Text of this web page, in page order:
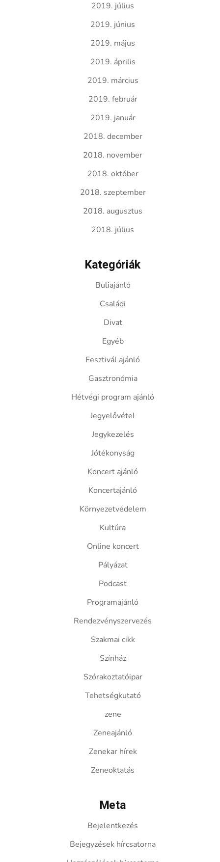
2019. július
2019. június
2019. május
2019. április
2019. március
2019. február
2019. január
2018. december
2018. november
2018. október
2018. szeptember
2018. augusztus
2018. július
Kategóriák
Buliajánló
Családi
Divat
Egyéb
Fesztivál ajánló
Gasztronómia
Hétvégi program ajánló
Jegyelővétel
Jegykezelés
Jótékonyság
Koncert ajánló
Koncertajánló
Környezetvédelem
Kultúra
Online koncert
Pályázat
Podcast
Programajánló
Rendezvényszervezés
Szakmai cikk
Színház
Szórakoztatóipar
Tehetségkutató
zene
Zeneajánló
Zenekar hírek
Zeneoktatás
Meta
Bejelentkezés
Bejegyzések hírcsatorna